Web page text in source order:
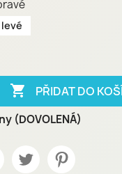
levé
 PŘIDAT DO
(DOVOLENÁ)